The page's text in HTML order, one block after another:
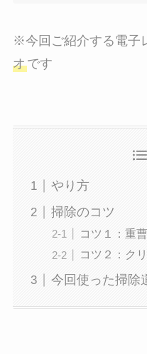
※今回ご紹介する電子
オです
やり方
掃除のコツ
コツ１：重
コツ２：ク
今回使った掃除